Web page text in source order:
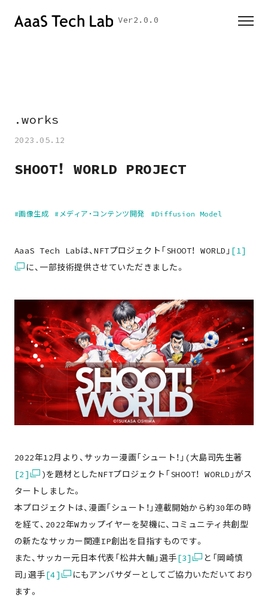
Ver2.0.0
.works
2023.05.12
SHOOT！ WORLD PROJECT
#画像生成 #メディア・コンテンツ開発 #Diffusion Model
AaaS Tech Labは、NFTプロジェクト「SHOOT！ WORLD」 [1]
に、一部技術提供させていただきました。
2022年12月より、サッカー漫画「シュート！」(大島司先生著
[2]
)を題材としたNFTプロジェクト「SHOOT！ WORLD」がス
タートしました。
本プロジェクトは、漫画「シュート！」連載開始から約30年の時
を経て、2022年Wカップイヤーを契機に、コミュニティ共創型
の新たなサッカー関連IP創出を目指すものです。
また、サッカー元日本代表「松井大輔」選手[3]
と「岡崎慎
司」選手[4]
にもアンバサダーとしてご協力いただいており
ます。